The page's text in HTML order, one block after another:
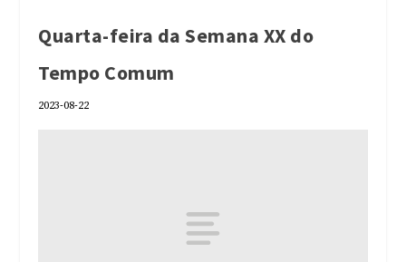
Quarta-feira da Semana XX do
Tempo Comum
2023-08-22